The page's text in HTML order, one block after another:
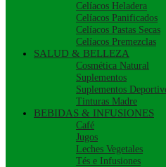
Celíacos Heladera
Celíacos Panificados
Celíacos Pastas Secas
Celíacos Premezclas
SALUD & BELLEZA
Cosmética Natural
Suplementos
Suplementos
Tinturas Madre
BEBIDAS & INFUSIONES
Café
Jugos
Leches Vegetales
Tés e Infusiones